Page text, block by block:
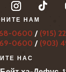
НАМ
0600 / (915)
0600 / (903)
НАС